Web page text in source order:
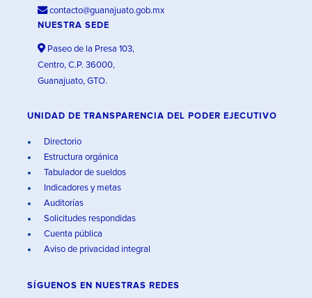
contacto@guanajuato.gob.mx
NUESTRA SEDE
Paseo de la Presa 103,
Centro, C.P. 36000,
Guanajuato, GTO.
UNIDAD DE TRANSPARENCIA DEL PODER EJECUTIVO
Directorio
Estructura orgánica
Tabulador de sueldos
Indicadores y metas
Auditorías
Solicitudes respondidas
Cuenta pública
Aviso de privacidad integral
SÍGUENOS EN NUESTRAS REDES